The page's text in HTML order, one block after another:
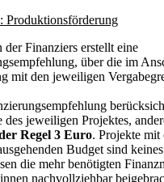
Produktionsförderung
der Finanziers erstellt eine
über die im
mit den jeweiligen
des jeweiligen Projektes,
Regel 3Euro. Projekte mit
Budget sind
die mehr benötigten
nachvollziehbar